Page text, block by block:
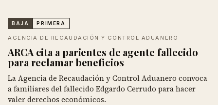
BAJA PRIMERA
AGENCIA DE RECAUDACIÓN Y CONTROL ADUANERO
ARCA cita a parientes de agente fallecido
para reclamar beneficios
La Agencia de Recaudación y Control Aduanero convoca
a familiares del fallecido Edgardo Cerrudo para hacer
valer derechos económicos.